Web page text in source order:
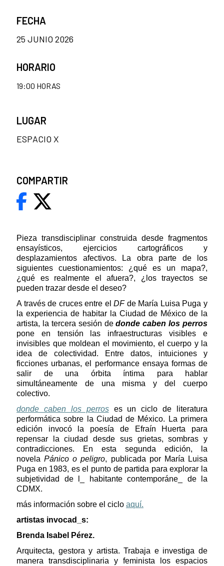
Pieza transdisciplinar construida desde fragmentos
ensayísticos, ejercicios cartográficos y
desplazamientos afectivos. La obra parte de los
siguientes cuestionamientos: ¿qué es un mapa?,
¿qué es realmente el afuera?, ¿los trayectos se
pueden trazar desde el deseo?
A través de cruces entre elDFde María Luisa Puga y
la experiencia de habitar la Ciudad de México de la
artista, la tercera sesión dedonde caben los perros
pone en tensión las infraestructuras visibles e
invisibles que moldean el movimiento, el cuerpo y la
idea de colectividad. Entre datos, intuiciones y
ficciones urbanas, el performance ensaya formas de
salir de una órbita íntima para hablar
simultáneamente de una misma y del cuerpo
colectivo.
donde caben los perroses un ciclo de literatura
performática sobre la Ciudad de México. La primera
edición invocó la poesía de Efraín Huerta para
repensar la ciudad desde sus grietas, sombras y
contradicciones. En esta segunda edición, la
novelaPánico o peligro, publicada por María Luisa
Puga en 1983, es el punto de partida para explorar la
subjetividad de l_ habitante contemporáne_ de la
CDMX.
más información sobre el ciclo aquí.
artistas invocad_s:
Brenda Isabel Pérez.
Arquitecta, gestora y artista. Trabaja e investiga de
manera transdisciplinaria y feminista los espacios
FECHA
25 JUNIO 2026
HORARIO
19:00 HORAS
LUGAR
ESPACIO X
COMPARTIR